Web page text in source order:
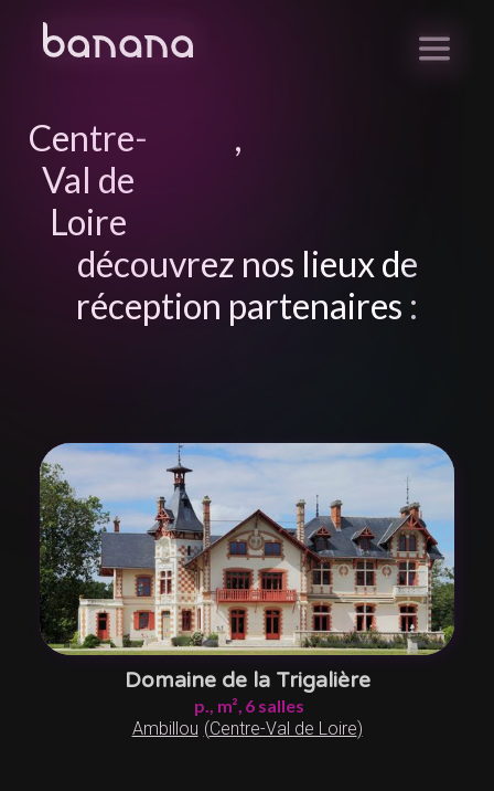
Centre-
Val de
Loire
,
découvrez nos lieux de
réception partenaires :
Domaine de la Trigalière
p., m², 6 salles
Ambillou (Centre-Val de Loire)